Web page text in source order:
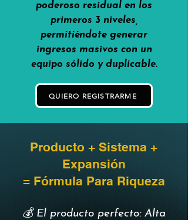
poderoso residual en los
primeros 3 niveles,
permitiéndote generar
ingresos masivos con un
equipo sólido y duplicable.
QUIERO REGISTRARME
Producto + Sistema +
Expansión
= Fórmula Para Riqueza
💰 El producto perfecto: Alta